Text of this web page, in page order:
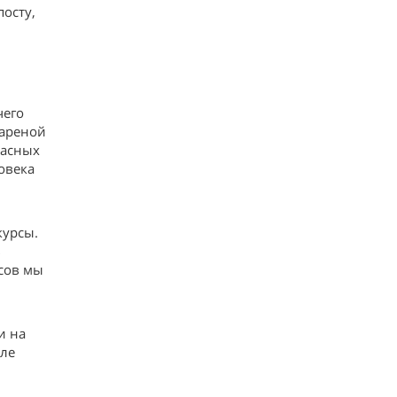
мы
на